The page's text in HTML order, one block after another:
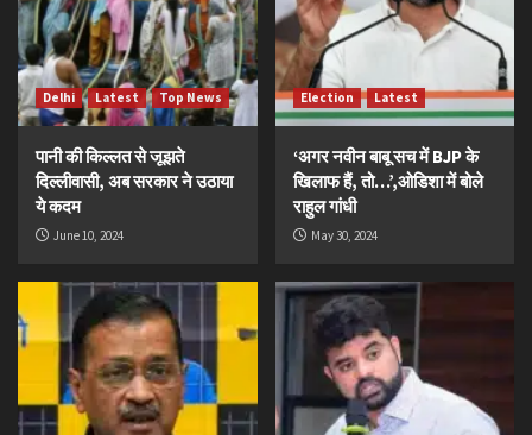
Delhi Latest Top News
पानी की किल्लत से जूझते
दिल्लीवासी, अब सरकार ने उठाया
ये कदम
June 10, 2024
Election Latest
‘अगर नवीन बाबू सच में BJP के
खिलाफ हैं, तो…’,ओडिशा में बोले
राहुल गांधी
May 30, 2024